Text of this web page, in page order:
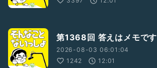
第1368回 答えはメモです
2026-08-03 06:01:04
1242
12:01